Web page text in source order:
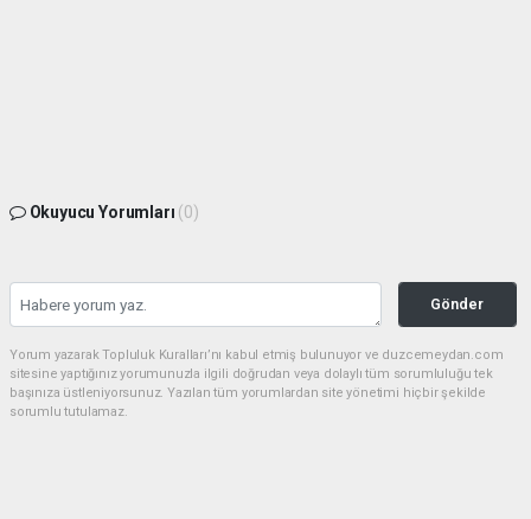
Okuyucu Yorumları (0)
Gönder
Yorum yazarak Topluluk Kuralları’nı kabul etmiş bulunuyor ve duzcemeydan.com
sitesine yaptığınız yorumunuzla ilgili doğrudan veya dolaylı tüm sorumluluğu tek
başınıza üstleniyorsunuz. Yazılan tüm yorumlardan site yönetimi hiçbir şekilde
sorumlu tutulamaz.